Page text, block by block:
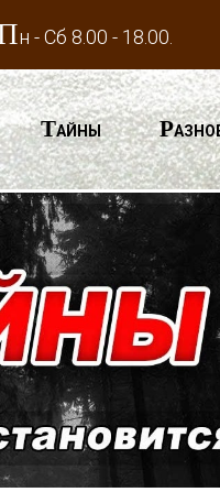
н - Сб 8.00 - 18.00.
ТАЙНЫ Р